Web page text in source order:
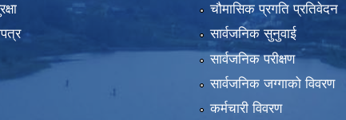
चौमासिक प्रगति प्रतिवेदन
सार्वजनिक सुनुवाई
सार्वजनिक परीक्षण
सार्वजनिक जग्गाको विवरण
कर्मचारी विवरण